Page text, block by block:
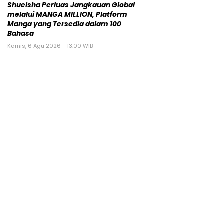
Shueisha Perluas Jangkauan Global
melalui MANGA MILLION, Platform
Manga yang Tersedia dalam 100
Bahasa
Kamis, 6 Agu 2026 - 13:00 WIB